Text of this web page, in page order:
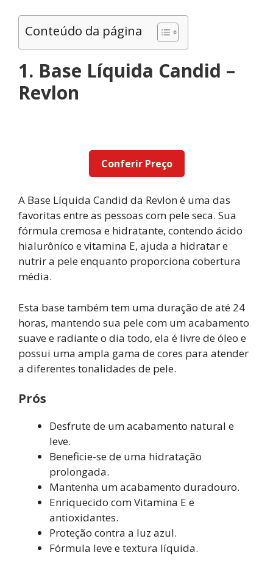
Conteúdo da página
1. Base Líquida Candid –
Revlon
Conferir Preço
A Base Líquida Candid da Revlon é uma das
favoritas entre as pessoas com pele seca. Sua
fórmula cremosa e hidratante, contendo ácido
hialurônico e vitamina E, ajuda a hidratar e
nutrir a pele enquanto proporciona cobertura
média.
Esta base também tem uma duração de até 24
horas, mantendo sua pele com um acabamento
suave e radiante o dia todo, ela é livre de óleo e
possui uma ampla gama de cores para atender
a diferentes tonalidades de pele.
Prós
Desfrute de um acabamento natural e
leve.
Beneficie-se de uma hidratação
prolongada.
Mantenha um acabamento duradouro.
Enriquecido com Vitamina E e
antioxidantes.
Proteção contra a luz azul.
Fórmula leve e textura líquida.